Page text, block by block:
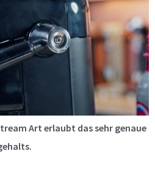
Art erlaubt das sehr genaue